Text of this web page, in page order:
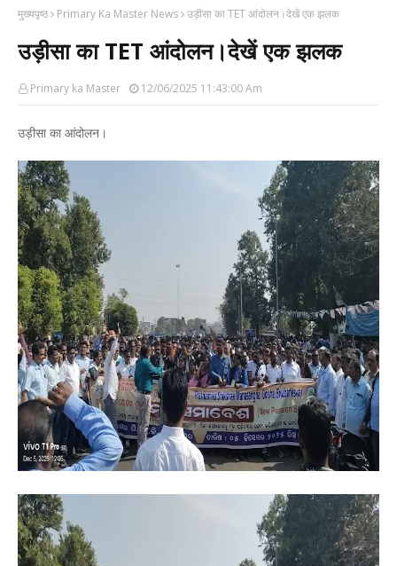
मुख्यपृष्ठ Primary Ka Master News उड़ीसा का TET आंदोलन।देखें एक झलक
उड़ीसा का TET आंदोलन।देखें एक झलक
Primary ka Master 12/06/2025 11:43:00 Am
उड़ीसा का आंदोलन।